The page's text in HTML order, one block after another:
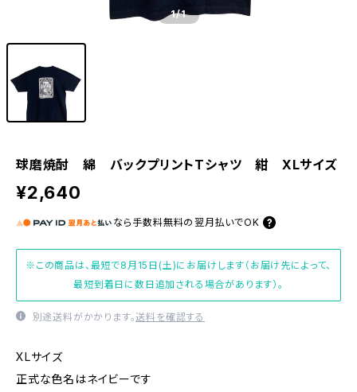
1/1
球磨焼酎 綿 バックプリントTシャツ 紺 XLサイズ
¥2,640
なら 手数料無料の 翌月払いでOK
※この商品は、最短で8月15日(土)にお届けします（お届け先によって、
最短到着日に数日追加される場合があります）。
別途送料がかかります。送料を確認する
XLサイズ
正式な色名はネイビーです